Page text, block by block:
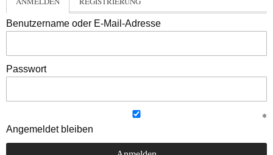
Benutzername oder E-Mail-Adresse
Passwort
Angemeldet bleiben